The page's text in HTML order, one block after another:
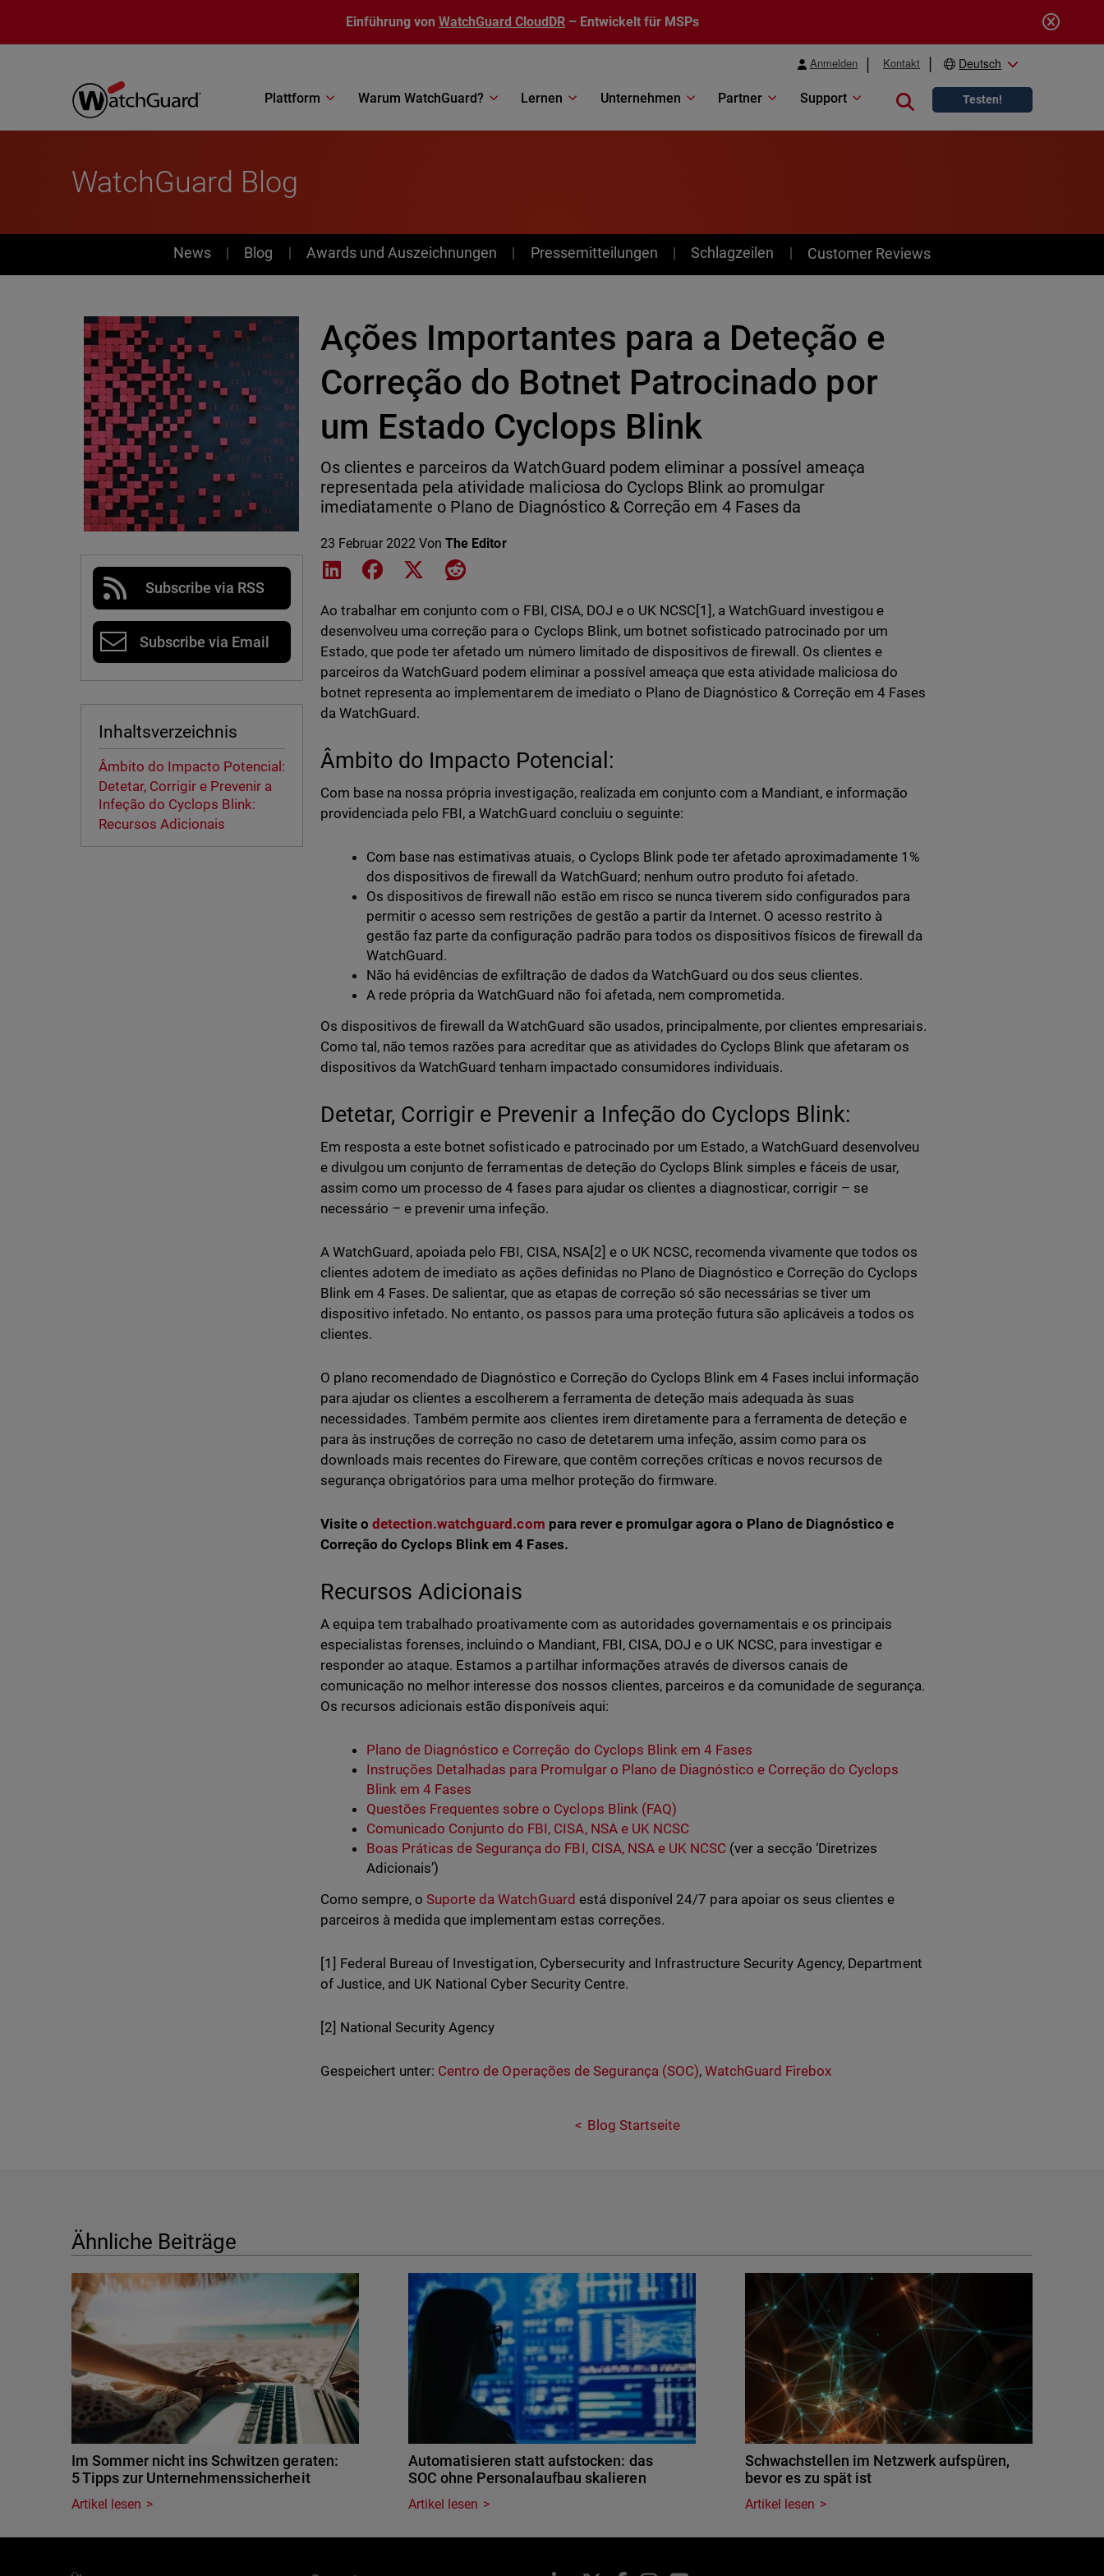
Einführung von WatchGuard CloudDR – Entwickelt für MSPs
Anmelden Kontakt Deutsch
Plattform Warum WatchGuard? Lernen Unternehmen Partner Support Close search
Testen!
WatchGuard Blog
News
News Blog Awards und Auszeichnungen Pressemitteilungen Schlagzeilen Customer Reviews
Subscribe via RSS
Subscribe via Email
Inhaltsverzeichnis
Âmbito do Impacto Potencial:
Detetar, Corrigir e Prevenir a
Infeção do Cyclops Blink:
Recursos Adicionais
Ações Importantes para a Deteção e
Correção do Botnet Patrocinado por
um Estado Cyclops Blink
Os clientes e parceiros da WatchGuard podem eliminar a possível ameaça
representada pela atividade maliciosa do Cyclops Blink ao promulgar
imediatamente o Plano de Diagnóstico & Correção em 4 Fases da
23 Februar 2022 VonThe Editor
Share on LinkedIn
Share on Facebook
Share on XShare on Reddit
Ao trabalhar em conjunto com o FBI, CISA, DOJ e o UK NCSC[1], a WatchGuard investigou e
desenvolveu uma correção para o Cyclops Blink, um botnet sofisticado patrocinado por um
Estado, que pode ter afetado um número limitado de dispositivos de firewall. Os clientes e
parceiros da WatchGuard podem eliminar a possível ameaça que esta atividade maliciosa do
botnet representa ao implementarem de imediato o Plano de Diagnóstico & Correção em 4 Fases
da WatchGuard.
Âmbito do Impacto Potencial:
Com base na nossa própria investigação, realizada em conjunto com a Mandiant, e informação
providenciada pelo FBI, a WatchGuard concluiu o seguinte:
Com base nas estimativas atuais, o Cyclops Blink pode ter afetado aproximadamente 1%
dos dispositivos de firewall da WatchGuard; nenhum outro produto foi afetado.
Os dispositivos de firewall não estão em risco se nunca tiverem sido configurados para
permitir o acesso sem restrições de gestão a partir da Internet. O acesso restrito à
gestão faz parte da configuração padrão para todos os dispositivos físicos de firewall da
WatchGuard.
Não há evidências de exfiltração de dados da WatchGuard ou dos seus clientes.
A rede própria da WatchGuard não foi afetada, nem comprometida.
Os dispositivos de firewall da WatchGuard são usados, principalmente, por clientes empresariais.
Como tal, não temos razões para acreditar que as atividades do Cyclops Blink que afetaram os
dispositivos da WatchGuard tenham impactado consumidores individuais.
Detetar, Corrigir e Prevenir a Infeção do Cyclops Blink:
Em resposta a este botnet sofisticado e patrocinado por um Estado, a WatchGuard desenvolveu
e divulgou um conjunto de ferramentas de deteção do Cyclops Blink simples e fáceis de usar,
assim como um processo de 4 fases para ajudar os clientes a diagnosticar, corrigir – se
necessário – e prevenir uma infeção.
A WatchGuard, apoiada pelo FBI, CISA, NSA[2] e o UK NCSC, recomenda vivamente que todos os
clientes adotem de imediato as ações definidas no Plano de Diagnóstico e Correção do Cyclops
Blink em 4 Fases. De salientar, que as etapas de correção só são necessárias se tiver um
dispositivo infetado. No entanto, os passos para uma proteção futura são aplicáveis a todos os
clientes.
O plano recomendado de Diagnóstico e Correção do Cyclops Blink em 4 Fases inclui informação
para ajudar os clientes a escolherem a ferramenta de deteção mais adequada às suas
necessidades. Também permite aos clientes irem diretamente para a ferramenta de deteção e
para às instruções de correção no caso de detetarem uma infeção, assim como para os
downloads mais recentes do Fireware, que contêm correções críticas e novos recursos de
segurança obrigatórios para uma melhor proteção do firmware.
Visite odetection.watchguard.com para rever e promulgar agora o Plano de Diagnóstico e
Correção do Cyclops Blink em 4 Fases.
Recursos Adicionais
A equipa tem trabalhado proativamente com as autoridades governamentais e os principais
especialistas forenses, incluindo o Mandiant, FBI, CISA, DOJ e o UK NCSC, para investigar e
responder ao ataque. Estamos a partilhar informações através de diversos canais de
comunicação no melhor interesse dos nossos clientes, parceiros e da comunidade de segurança.
Os recursos adicionais estão disponíveis aqui:
Plano de Diagnóstico e Correção do Cyclops Blink em 4 Fases
Instruções Detalhadas para Promulgar o Plano de Diagnóstico e Correção do Cyclops
Blink em 4 Fases
Questões Frequentes sobre o Cyclops Blink (FAQ)
Comunicado Conjunto do FBI, CISA, NSA e UK NCSC
Boas Práticas de Segurança do FBI, CISA, NSA e UK NCSC (ver a secção ‘Diretrizes
Adicionais’)
Como sempre, oSuporte da WatchGuard está disponível 24/7 para apoiar os seus clientes e
parceiros à medida que implementam estas correções.
[1] Federal Bureau of Investigation, Cybersecurity and Infrastructure Security Agency, Department
of Justice, and UK National Cyber Security Centre.
[2] National Security Agency
Gespeichert unter: Centro de Operações de Segurança (SOC), WatchGuard Firebox
Blog Startseite
Ähnliche Beiträge
Im Sommer nicht ins Schwitzen geraten:
5 Tipps zur Unternehmenssicherheit
Artikel lesen
Automatisieren statt aufstocken: das
SOC ohne Personalaufbau skalieren
Artikel lesen
Schwachstellen im Netzwerk aufspüren,
bevor es zu spät ist
Artikel lesen